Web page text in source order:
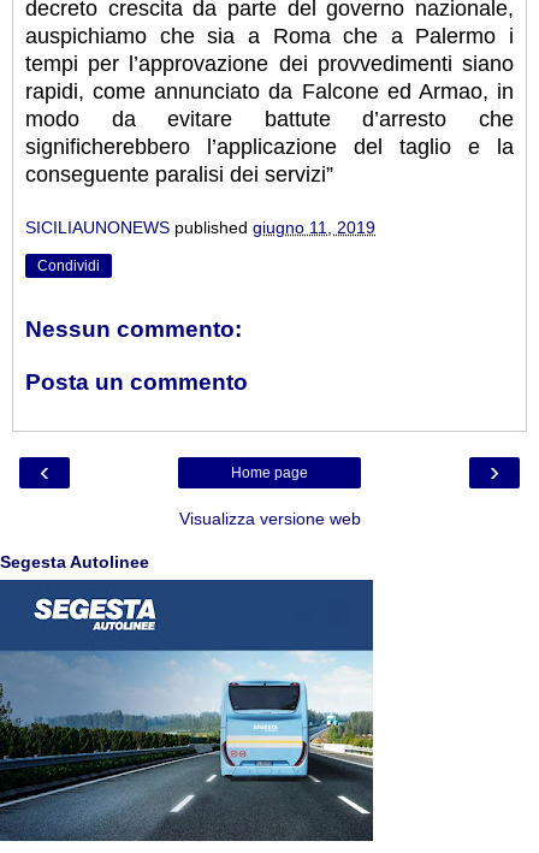
decreto crescita da parte del governo nazionale,
auspichiamo che sia a Roma che a Palermo i
tempi per l’approvazione dei provvedimenti siano
rapidi, come annunciato da Falcone ed Armao, in
modo da evitare battute d’arresto che
significherebbero l’applicazione del taglio e la
conseguente paralisi dei servizi”
SICILIAUNONEWS published giugno 11, 2019
Condividi
Nessun commento:
Posta un commento
‹ ›
Home page
Visualizza versione web
Segesta Autolinee